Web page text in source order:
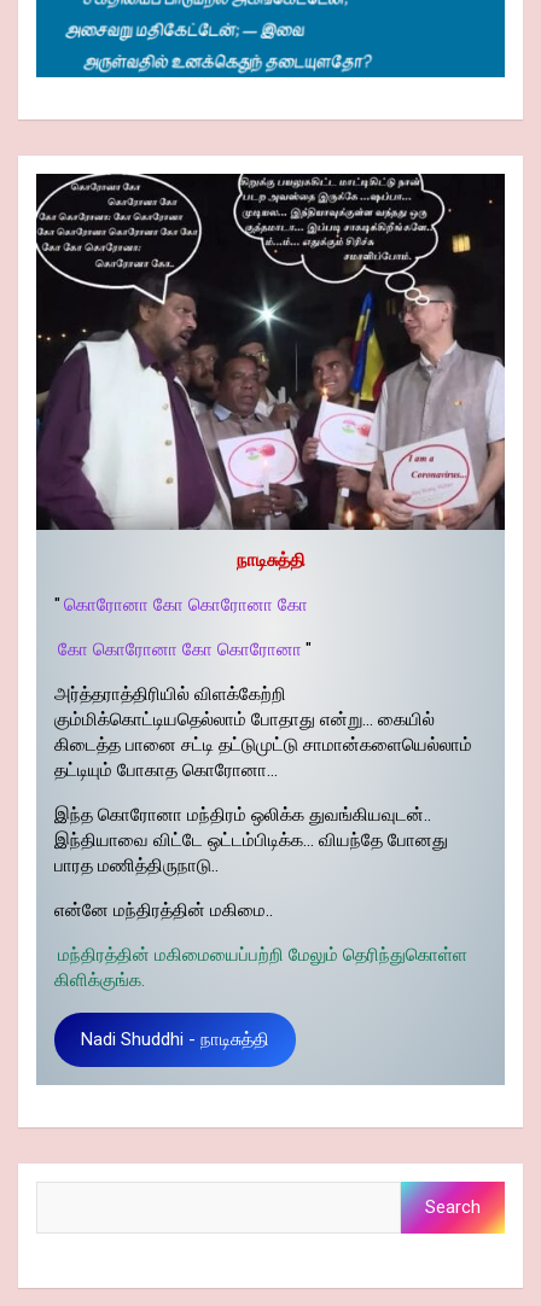
நாடிசுத்தி
" கொரோனா கோ கொரோனா கோ
கோ கொரோனா கோ கொரோனா "
அர்த்தராத்திரியில் விளக்கேற்றி
கும்மிக்கொட்டியதெல்லாம் போதாது என்று… கையில்
கிடைத்த பானை சட்டி தட்டுமுட்டு சாமான்களையெல்லாம்
தட்டியும் போகாத கொரோனா…
இந்த கொரோனா மந்திரம் ஒலிக்க துவங்கியவுடன்..
இந்தியாவை விட்டே ஒட்டம்பிடிக்க… வியந்தே போனது
பாரத மணித்திருநாடு..
என்னே மந்திரத்தின் மகிமை..
மந்திரத்தின் மகிமையைப்பற்றி மேலும் தெரிந்துகொள்ள
கிளிக்குங்க.
Nadi Shuddhi - நாடிசுத்தி
Search